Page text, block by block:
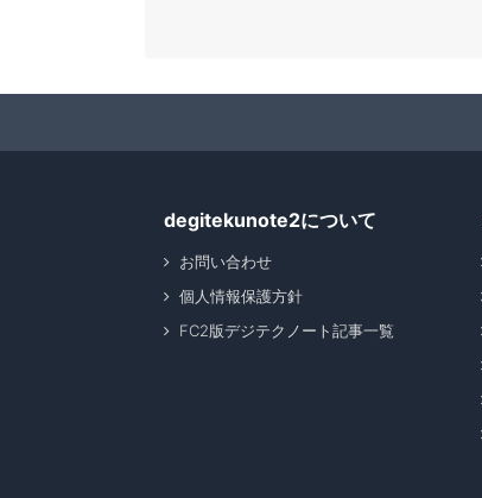
degitekunote2について
お問い合わせ
個人情報保護方針
FC2版デジテクノート記事一覧